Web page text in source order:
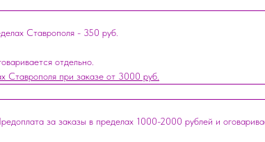
Ставрополя - 350 руб.
отдельно.
Ставрополя при заказе от 3000 руб.
за заказы в пределах 1000-2000 рублей и